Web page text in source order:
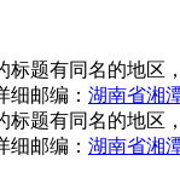
标题有同名的地区，
细邮编： 湖南省湘
标题有同名的地区，
细邮编： 湖南省湘